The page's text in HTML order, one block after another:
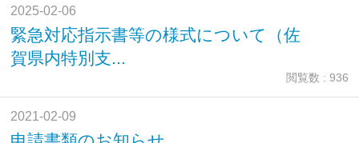
2025-02-06
緊急対応指示書等の様式について（佐
賀県内特別支...
閲覧数 : 936
2021-02-09